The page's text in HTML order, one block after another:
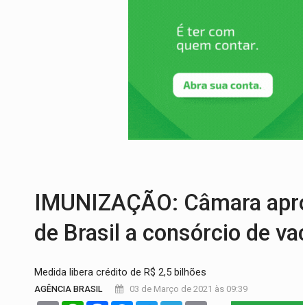
Exército testa inovações no
TEMAS SOCIOAMBIENTAIS:Em Itapuã
Interior de Rondônia terá
INFRAESTRUTURA:Após quase 30
Coreografia de Rondônia
IMUNIZAÇÃO: Câmara
de Brasil a consórcio de
Medida libera crédito de R$ 2,5 bilhões
AGÊNCIA BRASIL 03 de Março de 2021 às 09:39